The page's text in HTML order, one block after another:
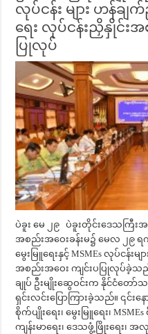
လုပ်ငန်း များ ဟန်ခ
ရေး လုပ်ငန်းညှိနှိုင်းအ
ပြုလုပ်
ပဲခူး မေ ၂၉ ပဲခူးတိုင်းဒေသကြီး
အစည်းအဝေးခန်းမ၌ မေလ ၂၉ ရ
မွေးမြူရေးနှင့် MSMEs လုပ်ငန်း
အစည်းအဝေး ကျင်းပပြုလုပ်ခဲ့သည်
ချုပ် ဦးမျိုးဆွေဝင်းက နိုင်ငံတော်
ရှင်းလင်းပြောကြားခဲ့သည်။ ၎င်း
စိုက်ပျိုးရေး၊ မွေးမြူရေး၊ MSMEs
ကျန်းမာရေး၊ ဒေသဖွံ့ဖြိုးရေး